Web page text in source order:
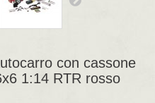
con cassone
1:14 RTR rosso